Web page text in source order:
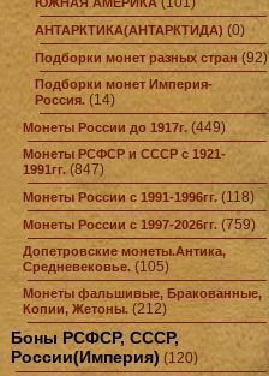
АНТАРКТИКА(АНТАРКТИДА) (0)
Подборки монет разных стран (92)
Подборки монет Империя-
Россия. (14)
Монеты России до 1917г. (449)
Монеты РСФСР и СССР с 1921-
1991гг. (847)
Монеты России с 1991-1996гг. (118)
Монеты России с 1997-2026гг. (759)
Допетровские монеты.Антика,
Средневековье. (105)
Монеты фальшивые, Бракованные,
Копии, Жетоны. (212)
Боны РСФСР, СССР,
России(Империя) (120)